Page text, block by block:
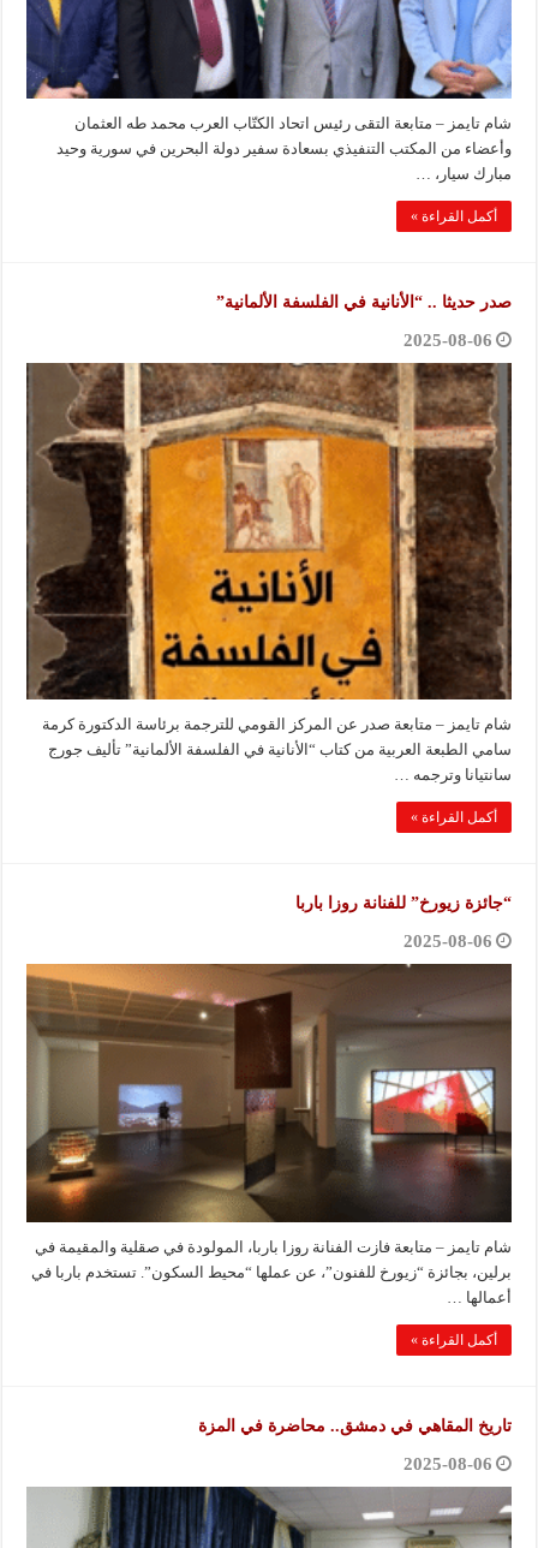
شام تايمز – متابعة التقى رئيس اتحاد الكتّاب العرب محمد طه العثمان
وأعضاء من المكتب التنفيذي بسعادة سفير دولة البحرين في سورية وحيد
مبارك سيار، …
أكمل القراءة »
صدر حديثا .. “الأنانية في الفلسفة الألمانية”
2025-08-06
شام تايمز – متابعة صدر عن المركز القومي للترجمة برئاسة الدكتورة كرمة
سامي الطبعة العربية من كتاب “الأنانية في الفلسفة الألمانية” تأليف جورج
سانتيانا وترجمه …
أكمل القراءة »
“جائزة زيورخ” للفنانة روزا باربا
2025-08-06
شام تايمز – متابعة فازت الفنانة روزا باربا، المولودة في صقلية والمقيمة في
برلين، بجائزة “زيورخ للفنون”، عن عملها “محيط السكون”. تستخدم باربا في
أعمالها …
أكمل القراءة »
تاريخ المقاهي في دمشق.. محاضرة في المزة
2025-08-06